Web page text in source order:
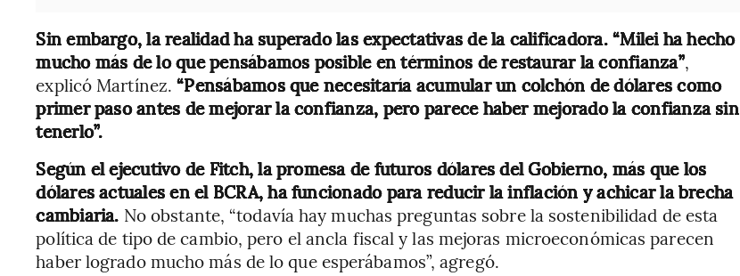
Sin embargo, la realidad ha superado las expectativas de la calificadora. “Milei ha hecho
mucho más de lo que pensábamos posible en términos de restaurar la confianza”,
explicó Martínez.“Pensábamos que necesitaría acumular un colchón de dólares como
primer paso antes de mejorar la confianza, pero parece haber mejorado la confianza sin
tenerlo”.
Según el ejecutivo de Fitch, la promesa de futuros dólares del Gobierno, más que los
dólares actuales en el BCRA, ha funcionado para reducir la inflación y achicar la brecha
cambiaria. No obstante, “todavía hay muchas preguntas sobre la sostenibilidad de esta
política de tipo de cambio, pero el ancla fiscal y las mejoras microeconómicas parecen
haber logrado mucho más de lo que esperábamos”, agregó.